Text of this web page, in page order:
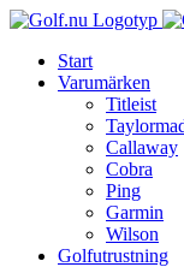
Fortsätt
innehållet
Start
Varumärken
Titleist
Callaway
Cobra
Ping
Garmin
Wilson
Golfutrustning